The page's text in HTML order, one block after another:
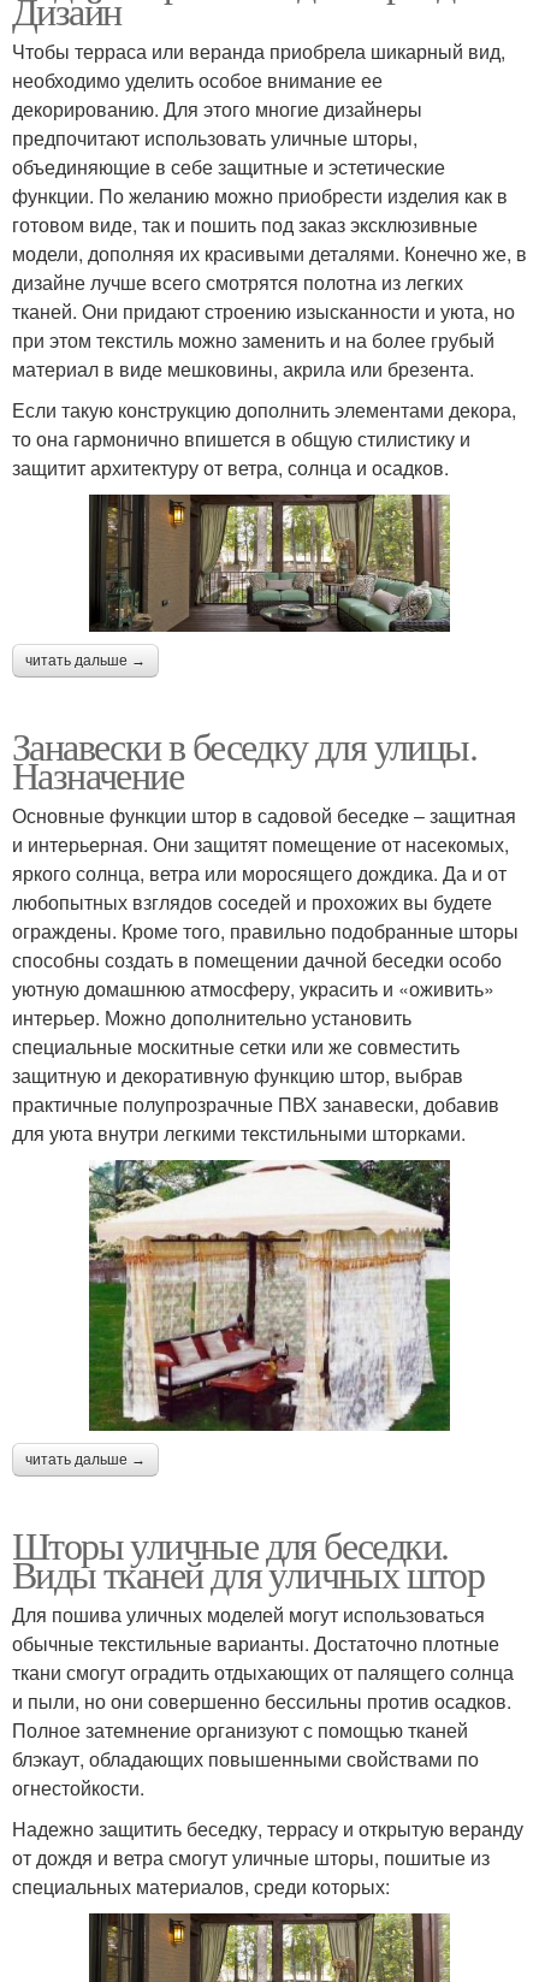
Чтобы терраса или веранда приобрела шикарный вид,
необходимо уделить особое внимание ее
декорированию. Для этого многие дизайнеры
предпочитают использовать уличные шторы,
объединяющие в себе защитные и эстетические
функции. По желанию можно приобрести изделия как в
готовом виде, так и пошить под заказ эксклюзивные
модели, дополняя их красивыми деталями. Конечно же, в
дизайне лучше всего смотрятся полотна из легких
тканей. Они придают строению изысканности и уюта, но
при этом текстиль можно заменить и на более грубый
материал в виде мешковины, акрила или брезента.
Если такую конструкцию дополнить элементами декора,
то она гармонично впишется в общую стилистику и
защитит архитектуру от ветра, солнца и осадков.
читать дальше →
Занавески в беседку для улицы.
Назначение
Основные функции штор в садовой беседке – защитная
и интерьерная. Они защитят помещение от насекомых,
яркого солнца, ветра или моросящего дождика. Да и от
любопытных взглядов соседей и прохожих вы будете
ограждены. Кроме того, правильно подобранные шторы
способны создать в помещении дачной беседки особо
уютную домашнюю атмосферу, украсить и «оживить»
интерьер. Можно дополнительно установить
специальные москитные сетки или же совместить
защитную и декоративную функцию штор, выбрав
практичные полупрозрачные ПВХ занавески, добавив
для уюта внутри легкими текстильными шторками.
читать дальше →
Шторы уличные для беседки.
Виды тканей для уличных штор
Для пошива уличных моделей могут использоваться
обычные текстильные варианты. Достаточно плотные
ткани смогут оградить отдыхающих от палящего солнца
и пыли, но они совершенно бессильны против осадков.
Полное затемнение организуют с помощью тканей
блэкаут, обладающих повышенными свойствами по
огнестойкости.
Надежно защитить беседку, террасу и открытую веранду
от дождя и ветра смогут уличные шторы, пошитые из
специальных материалов, среди которых: